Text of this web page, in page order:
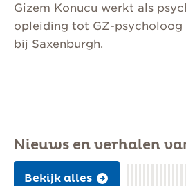
Gizem Konucu werkt als
opleiding tot GZ-psycholoog
bij Saxenburgh.
Nieuws en verhalen
Bekijk alles